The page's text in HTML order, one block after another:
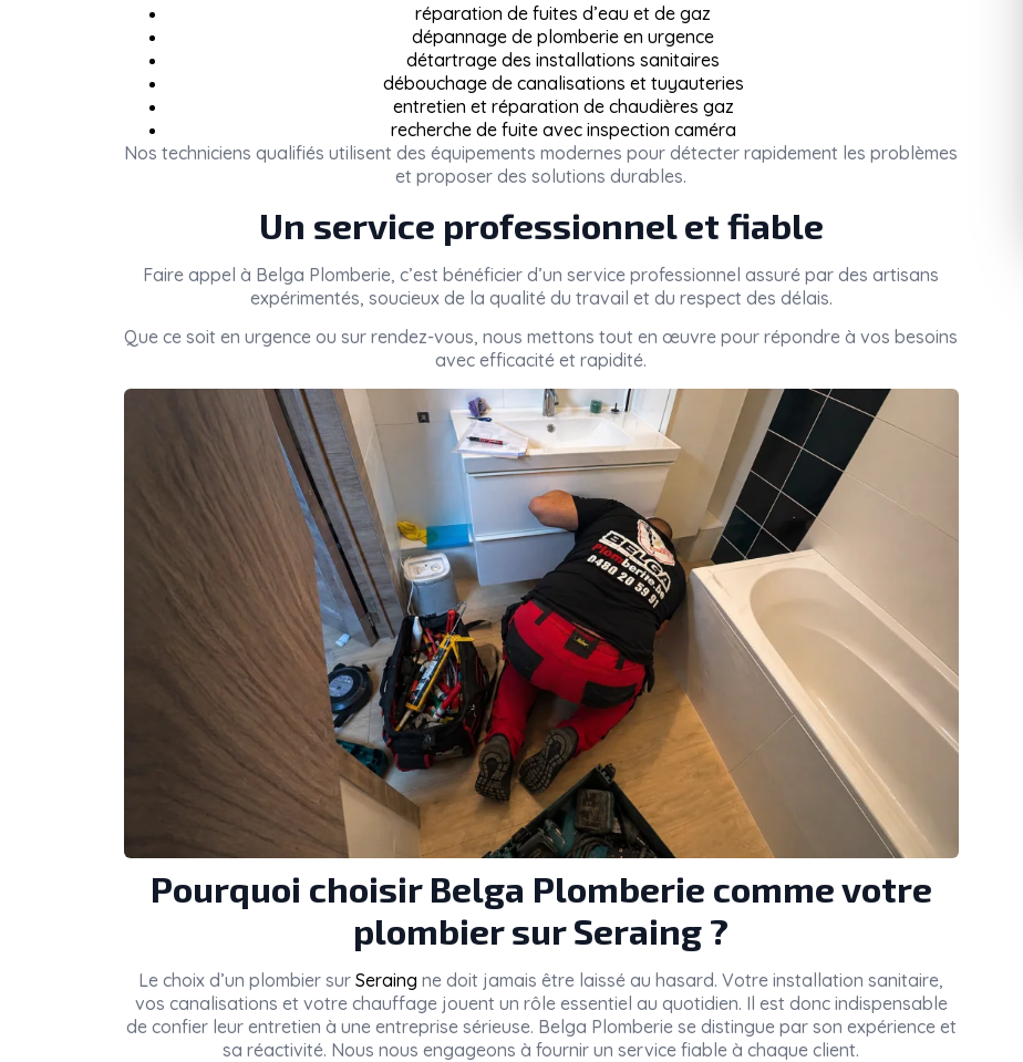
réparation de fuites d’eau et de gaz
dépannage de plomberie en urgence
détartrage des installations sanitaires
débouchage de canalisations et tuyauteries
entretien et réparation de chaudières gaz
recherche de fuite avec inspection caméra
Nos techniciens qualifiés utilisent des équipements modernes pour détecter rapidement les problèmes
et proposer des solutions durables.
Un service professionnel et fiable
Faire appel à Belga Plomberie , c’est bénéficier d’un service professionnel assuré par des artisans
expérimentés, soucieux de la qualité du travail et du respect des délais.
Que ce soit en urgence ou sur rendez-vous, nous mettons tout en œuvre pour répondre à vos besoins
avec efficacité et rapidité.
Pourquoi choisir Belga Plomberie comme votre
plombier sur Seraing ?
Le choix d’un plombier surSeraing ne doit jamais être laissé au hasard. Votre installation sanitaire,
vos canalisations et votre chauffage jouent un rôle essentiel au quotidien. Il est donc indispensable
de confier leur entretien à une entreprise sérieuse. Belga Plomberie se distingue par son expérience et
sa réactivité. Nous nous engageons à fournir un service fiable à chaque client.